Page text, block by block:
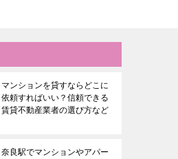
マンションを貸すならどこに
依頼すればいい？信頼できる
賃貸不動産業者の選び方など
奈良駅でマンションやアパー